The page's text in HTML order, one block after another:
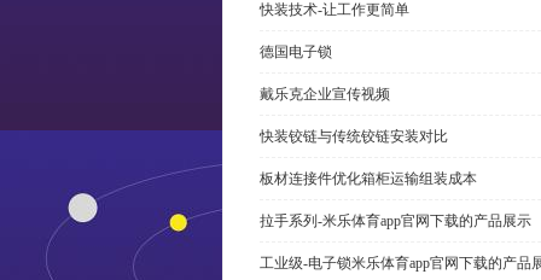
快装技术-让工作更简单
德国电子锁
戴乐克企业宣传视频
快装铰链与传统铰链安装对比
板材连接件优化箱柜运输组装成本
拉手系列-米乐体育app官网下载的产品展示
工业级-电子锁米乐体育app官网下载的产品